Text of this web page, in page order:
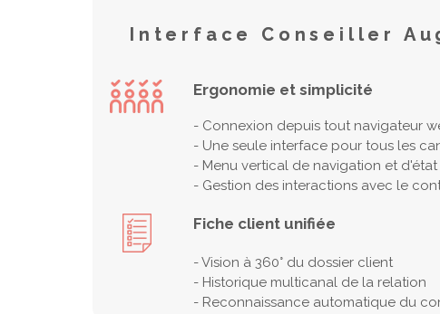
Interface Conseiller
Ergonomie et simplicité
- Connexion depuis tout navigateur
- Une seule interface pour tous les
- Menu vertical de navigation et d'état
- Gestion des interactions avec le
Fiche client unifiée
- Vision à 360° du dossier client
- Historique multicanal de la relation
- Reconnaissance automatique du